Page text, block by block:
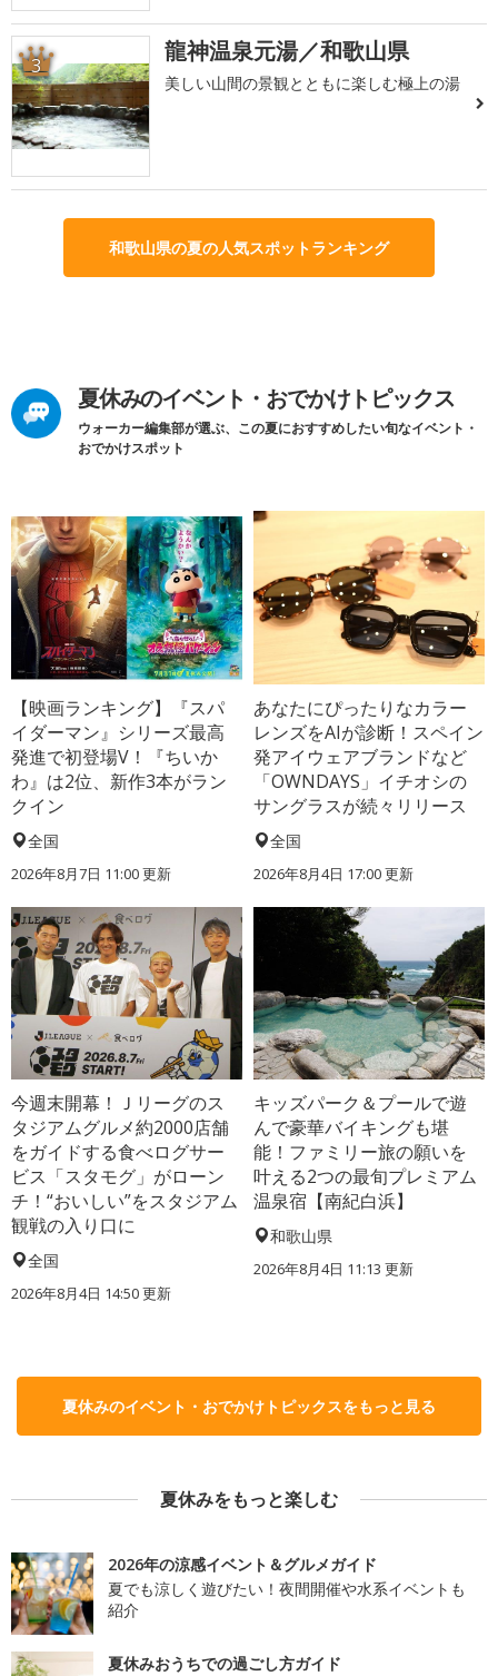
3 龍神温泉元湯／和歌山県
美しい山間の景観とともに楽しむ極上の湯
和歌山県の夏の人気スポットランキング
夏休みのイベント・おでかけトピックス
ウォーカー編集部が選ぶ、この夏におすすめしたい旬なイベント・
おでかけスポット
【映画ランキング】『スパ
イダーマン』シリーズ最高
発進で初登場V！『ちいか
わ』は2位、新作3本がラン
クイン
全国
2026年8月7日 11:00更新
あなたにぴったりなカラー
レンズをAIが診断！スペイン
発アイウェアブランドなど
「OWNDAYS」イチオシの
サングラスが続々リリース
全国
2026年8月4日 17:00更新
今週末開幕！Ｊリーグのス
タジアムグルメ約2000店舗
をガイドする食べログサー
ビス「スタモグ」がローン
チ！“おいしい”をスタジアム
観戦の入り口に
全国
2026年8月4日 14:50更新
キッズパーク＆プールで遊
んで豪華バイキングも堪
能！ファミリー旅の願いを
叶える2つの最旬プレミアム
温泉宿【南紀白浜】
和歌山県
2026年8月4日 11:13 更新
夏休みのイベント・おでかけトピックスをもっと見る
夏休みをもっと楽しむ
2026年の涼感イベント＆グルメガイド
夏でも涼しく遊びたい！夜間開催や水系イベントも
紹介
夏休みおうちでの過ごし方ガイド